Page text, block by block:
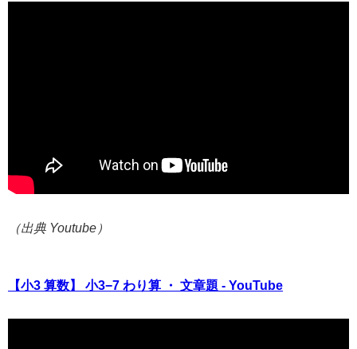
（出典 Youtube）
【小3 算数】 小3−7 わり算 ・ 文章題 - YouTube